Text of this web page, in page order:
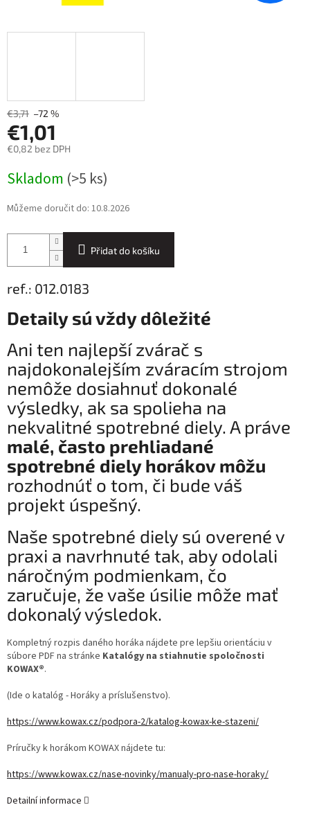
€3,71 –72 %
€1,01
€0,82 bez DPH
cena:
Skladom (>5 ks)
Můžeme doručit do: 10.8.2026
Přidat do košíku
ref.: 012.0183
Detaily sú vždy dôležité
Ani ten najlepší zvárač s
najdokonalejším zváracím strojom
nemôže dosiahnuť dokonalé
výsledky, ak sa spolieha na
nekvalitné spotrebné diely. A práve
malé, často prehliadané
spotrebné diely horákov môžu
rozhodnúť o tom, či bude váš
projekt úspešný.
Naše spotrebné diely sú overené v
praxi a navrhnuté tak, aby odolali
náročným podmienkam, čo
zaručuje, že vaše úsilie môže mať
dokonalý výsledok.
Kompletný rozpis daného horáka nájdete pre lepšiu orientáciu v
súbore PDF na stránke Katalógy na stiahnutie spoločnosti
KOWAX®.
(Ide o katalóg - Horáky a príslušenstvo).
https://www.kowax.cz/podpora-2/katalog-kowax-ke-stazeni/
Príručky k horákom KOWAX nájdete tu:
https://www.kowax.cz/nase-novinky/manualy-pro-nase-horaky/
Detailní informace